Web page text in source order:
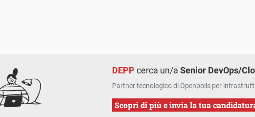
DEPP cerca un/aSenior DevOps/
Partner tecnologico di Openpolis per
Scopri di più e invia la tua